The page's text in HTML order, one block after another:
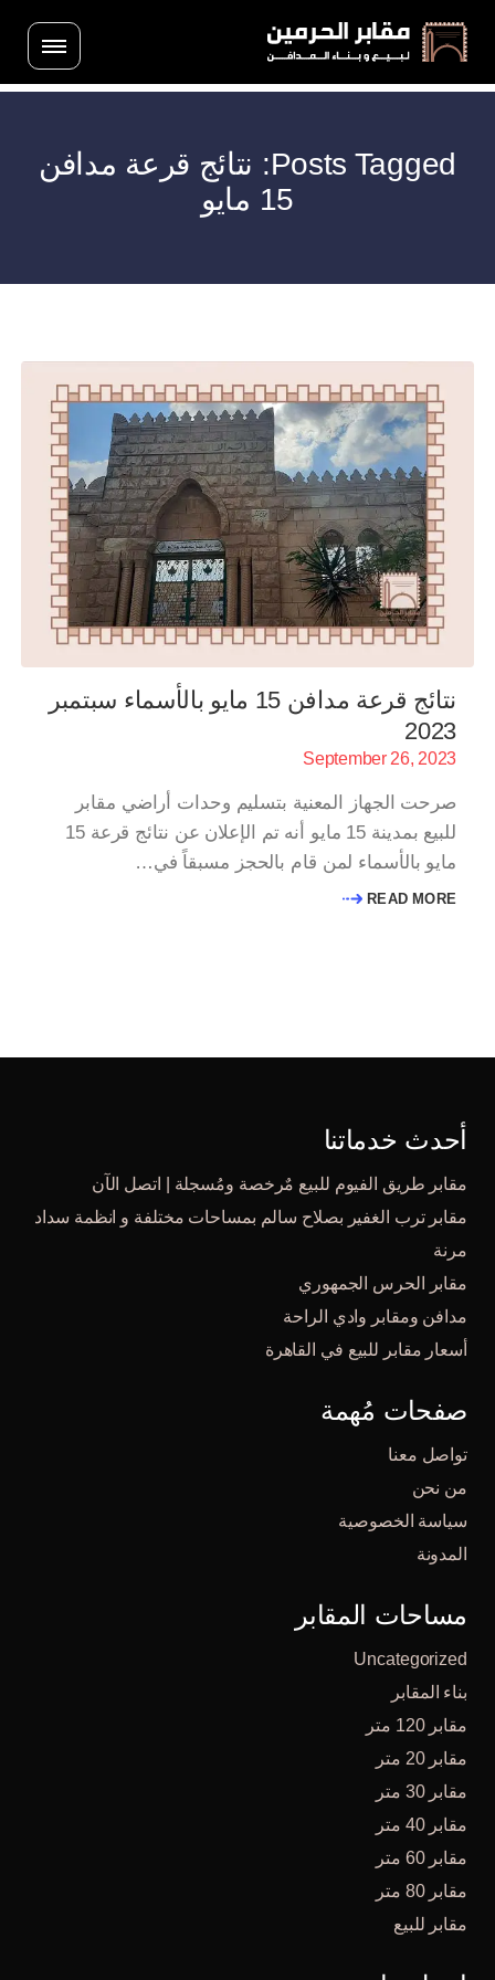
Posts Tagged: نتائج قرعة مدافن
15 مايو
نتائج قرعة مدافن 15 مايو بالأسماء سبتمبر
2023
September 26, 2023
صرحت الجهاز المعنية بتسليم وحدات أراضي مقابر
للبيع بمدينة 15 مايو أنه تم الإعلان عن نتائج قرعة 15
مايو بالأسماء لمن قام بالحجز مسبقاً في…
READ MORE
أحدث خدماتنا
مقابر طريق الفيوم للبيع مٌرخصة ومُسجلة | اتصل الآن
مقابر ترب الغفير بصلاح سالم بمساحات مختلفة و انظمة سداد
مرنة
مقابر الحرس الجمهوري
مدافن ومقابر وادي الراحة
أسعار مقابر للبيع في القاهرة
صفحات مُهمة
تواصل معنا
من نحن
سياسة الخصوصية
المدونة
مساحات المقابر
Uncategorized
بناء المقابر
مقابر 120 متر
مقابر 20 متر
مقابر 30 متر
مقابر 40 متر
مقابر 60 متر
مقابر 80 متر
مقابر للبيع